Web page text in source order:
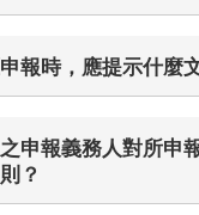
報時，應提示什麼
申報義務人對所申
？